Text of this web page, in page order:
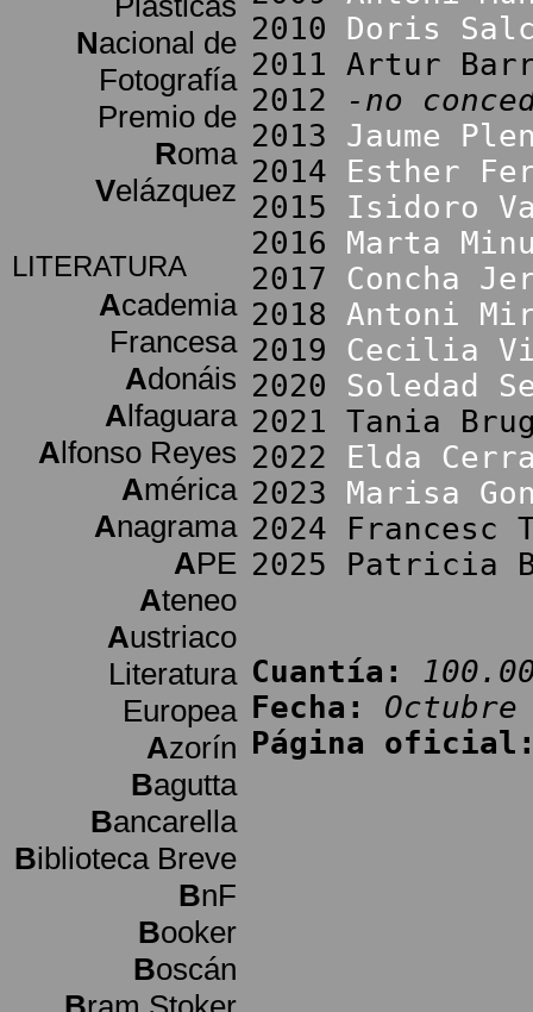
Nacional de
Fotografía
Premio de
Roma
Velázquez
LITERATURA
Academia
Francesa
Adonáis
Alfaguara
Alfonso Reyes
América
Anagrama
APE
Ateneo
Austriaco
Literatura
Europea
Azorín
Bagutta
Bancarella
Biblioteca Breve
BnF
Booker
Boscán
2010 Doris
2011 Artur
2012
-no
2013 Jaume
2014 Esther
2015 Isidoro
2016 Marta
2017 Concha
2018 Antoni
2019 Cecilia
2020 Soledad
2021 Tania
2022 Elda
2023 Marisa
2024 Francesc
2025 Patricia
Cuantía:
Fecha:
Octubre
Página